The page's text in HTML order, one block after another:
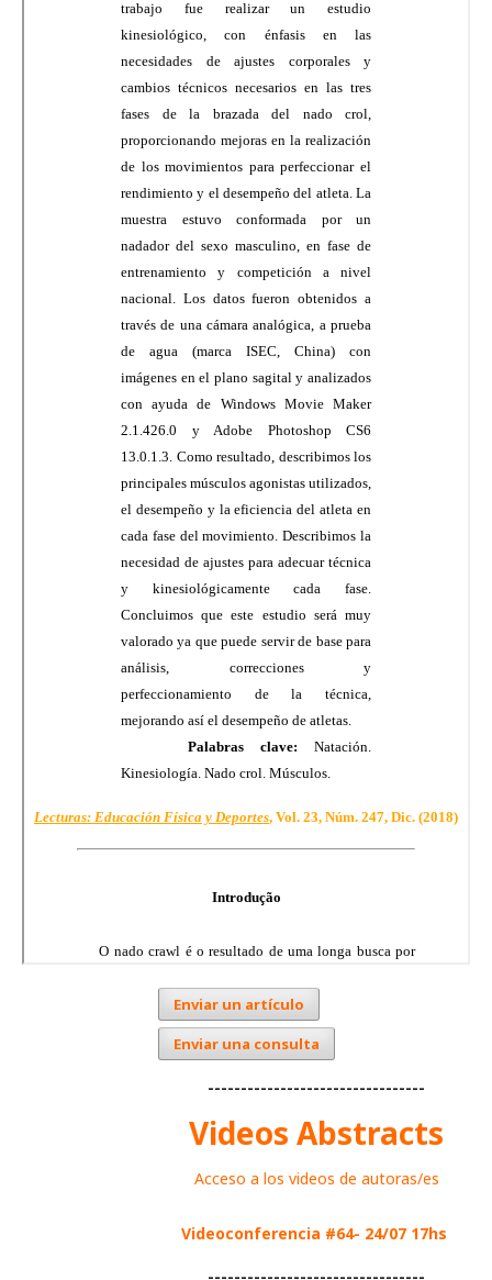
Enviar un artículo
Enviar una consulta
---------------------------------
Videos Abstracts
Acceso a los videos de autoras/es
Videoconferencia #64- 24/07 17hs
---------------------------------